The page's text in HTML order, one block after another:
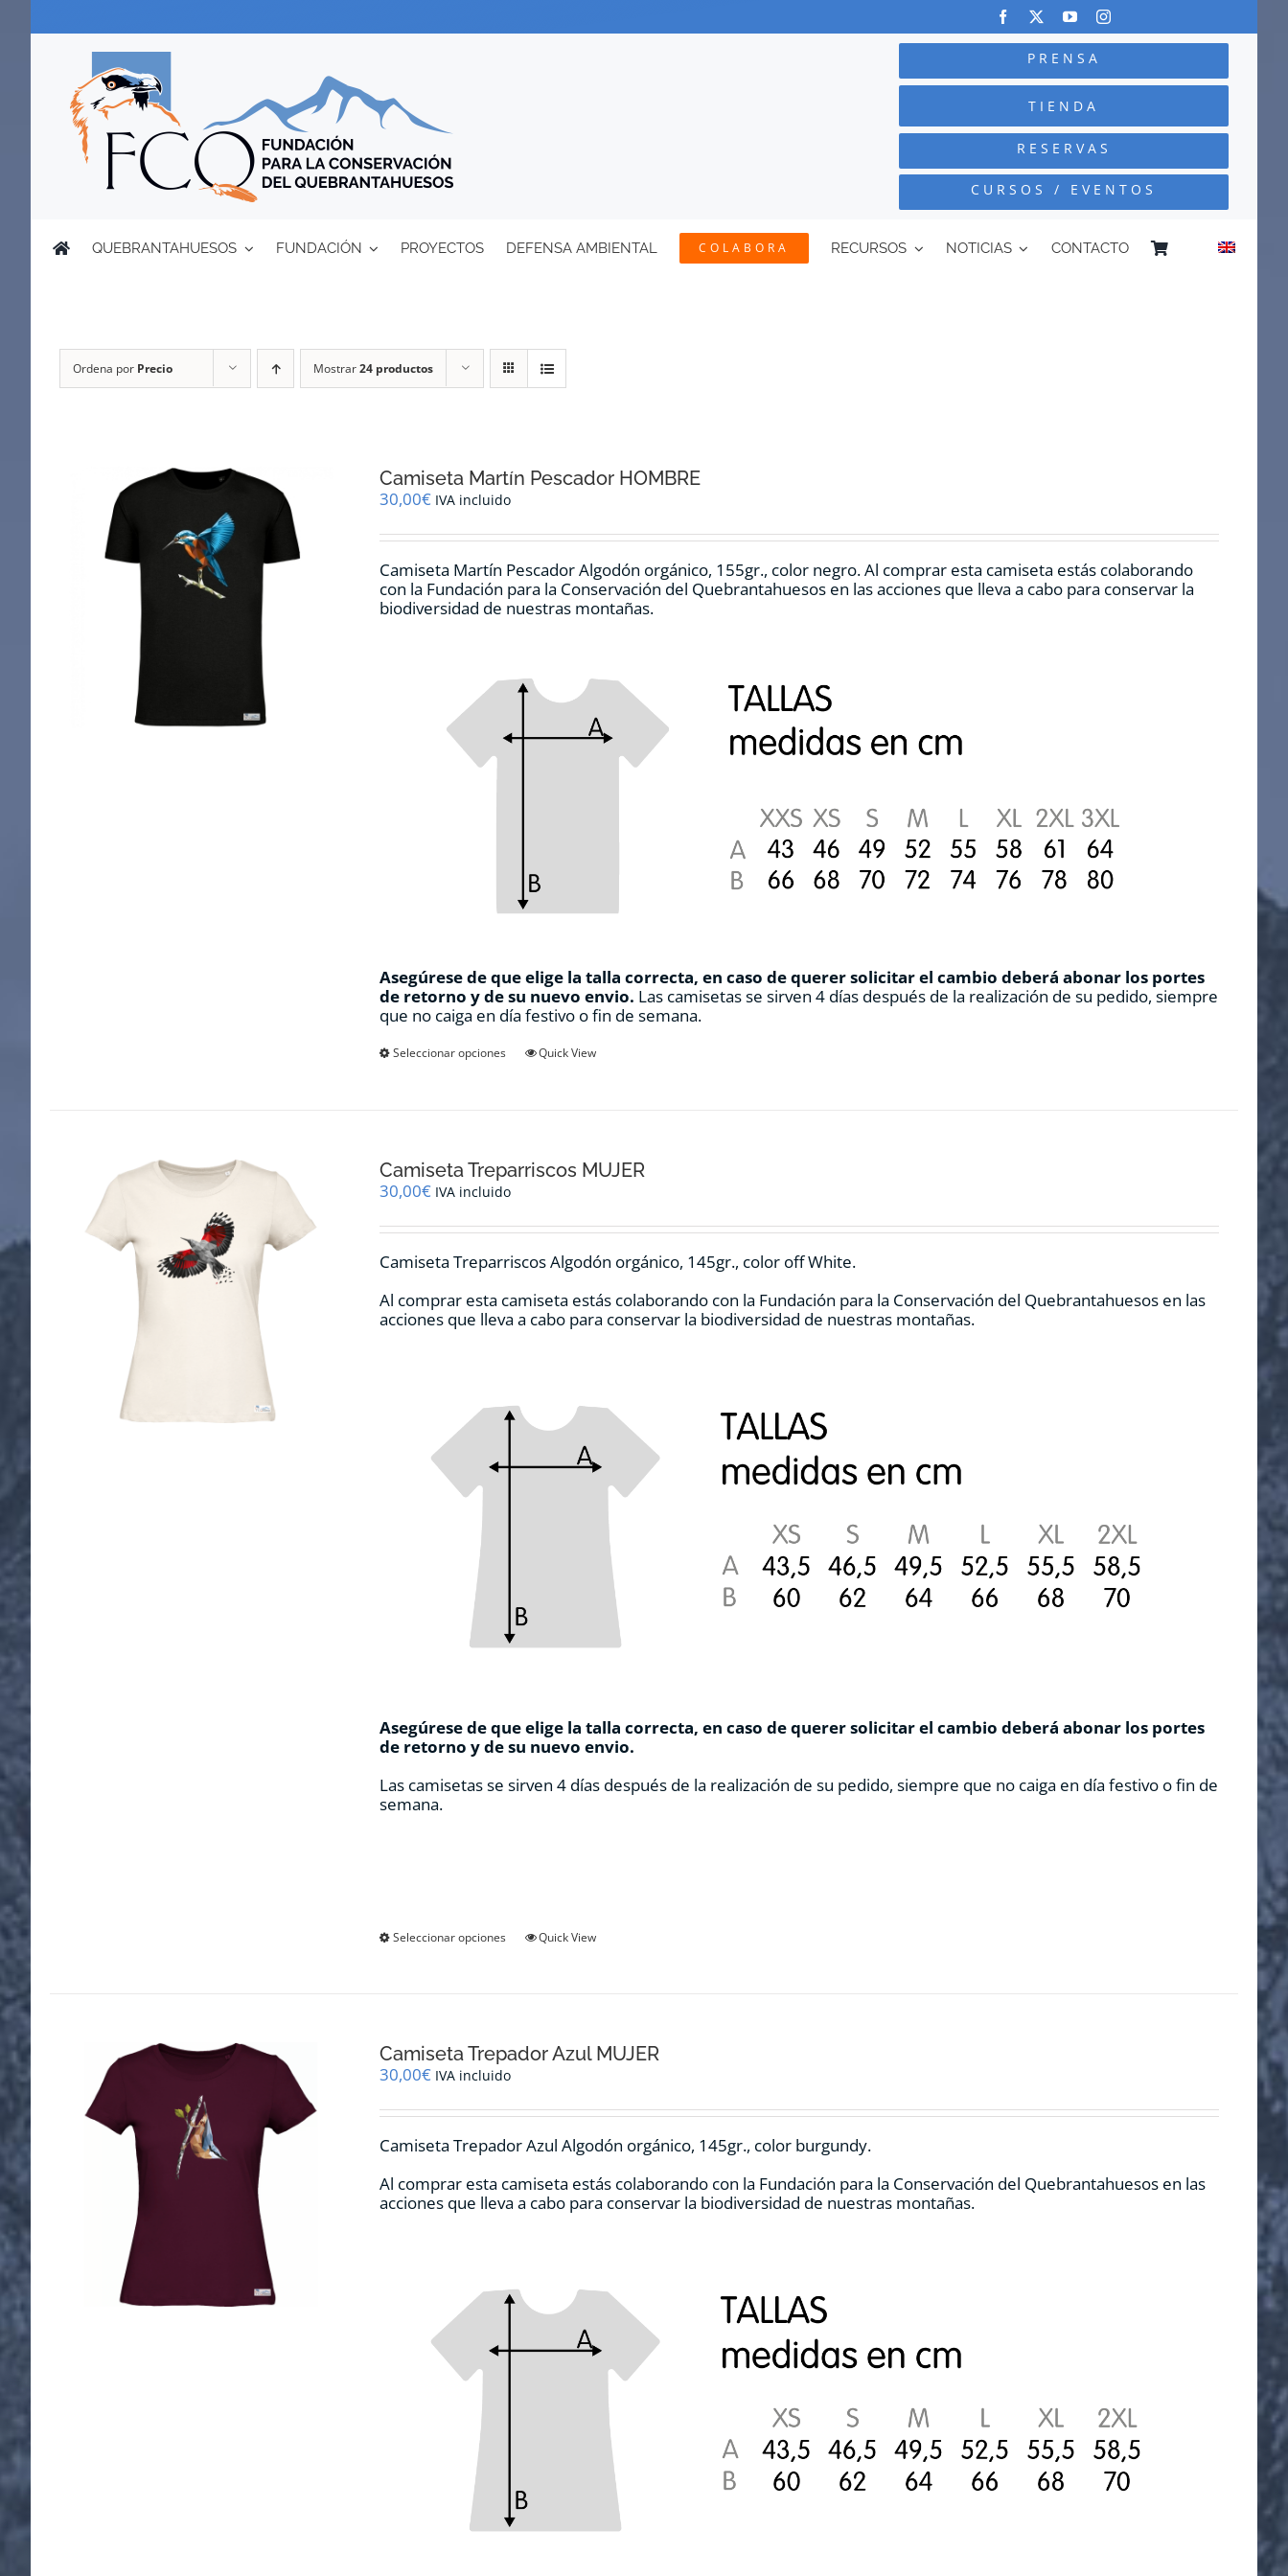
PRENSA
TIENDA
RESERVAS
CURSOS / EVENTOS
QUEBRANTAHUESOS FUNDACIÓN PROYECTOS DEFENSA AMBIENTAL COLABORA RECURSOS NOTICIAS CONTACTO
Ordena por Precio Mostrar24 productos
Camiseta Martín Pescador HOMBRE
30,00€ IVA incluido
Camiseta Martín Pescador Algodón orgánico, 155gr., color negro. Al comprar esta camiseta estás colaborando
con la Fundación para la Conservación del Quebrantahuesos en las acciones que lleva a cabo para conservar la
biodiversidad de nuestras montañas.
Asegúrese de que elige la talla correcta, en caso de querer solicitar el cambio deberá abonar los portes
de retorno y de su nuevo envio. Las camisetas se sirven 4 días después de la realización de su pedido, siempre
que no caiga en día festivo o fin de semana.
Seleccionar opciones
Este
opciones
elegir
la
de
producto
Quick View
Camiseta Treparriscos MUJER
30,00€ IVA incluido
Camiseta Treparriscos Algodón orgánico, 145gr., color off White.
Al comprar esta camiseta estás colaborando con la Fundación para la Conservación del Quebrantahuesos en las
acciones que lleva a cabo para conservar la biodiversidad de nuestras montañas.
Asegúrese de que elige la talla correcta, en caso de querer solicitar el cambio deberá abonar los portes
de retorno y de su nuevo envio.
Las camisetas se sirven 4 días después de la realización de su pedido, siempre que no caiga en día festivo o fin de
semana.
Seleccionar opciones
Este
opciones
elegir
la
de
producto
Quick View
Camiseta Trepador Azul MUJER
30,00€ IVA incluido
Camiseta Trepador Azul Algodón orgánico, 145gr., color burgundy.
Al comprar esta camiseta estás colaborando con la Fundación para la Conservación del Quebrantahuesos en las
acciones que lleva a cabo para conservar la biodiversidad de nuestras montañas.